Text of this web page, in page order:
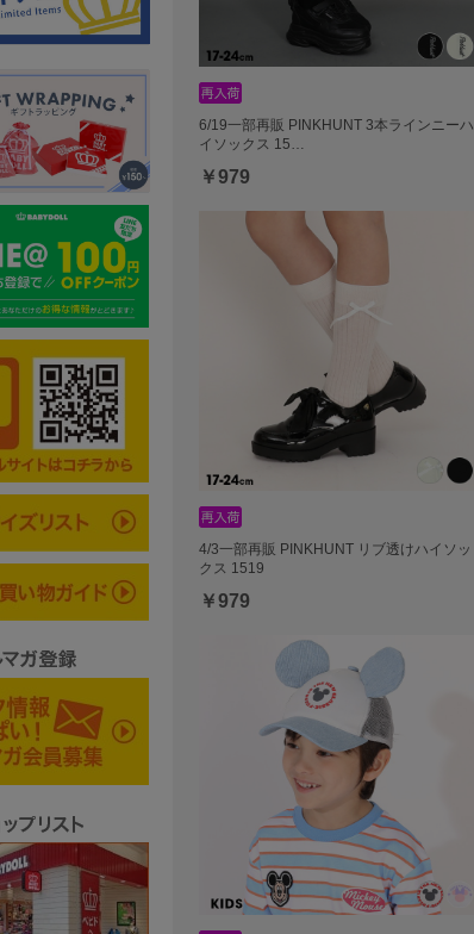
6/19一部再販 PINKHUNT 3本ラインニーハ
イソックス 15…
￥979
4/3一部再販 PINKHUNT リブ透けハイソッ
クス 1519
￥979